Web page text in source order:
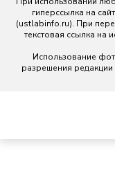
гиперссылка на
(ustlabinfo.ru). При
текстовая ссылка на
Использование
разрешения редакции